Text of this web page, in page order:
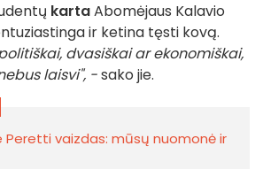
kartaAbomėjaus Kalavio
ir ketina tęsti kovą.
dvasiškai ar ekonomiškai,
laisvi", -sako jie.
Peretti vaizdas: mūsų nuomonė ir